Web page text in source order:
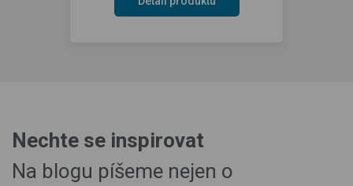
Nechte se inspirovat
Na blogu píšeme nejen o